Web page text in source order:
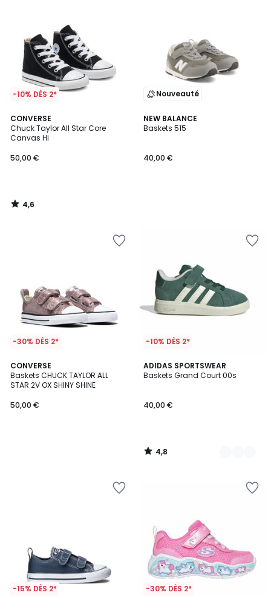
-10% DÈS 2*
CONVERSE
Chuck Taylor All Star Core
Canvas Hi
50,00 €
4,6
/ 5
4,6
/
Nouveauté
NEW BALANCE
Baskets 515
40,00 €
-30% DÈS 2*
CONVERSE
Baskets CHUCK TAYLOR ALL
STAR 2V OX SHINY SHINE
50,00 €
-10% DÈS 2*
ADIDAS SPORTSWEAR
Baskets Grand Court 00s
40,00 €
4,8
/ 5
3
Couleurs
4,8
/
-15% DÈS 2* -30% DÈS 2*